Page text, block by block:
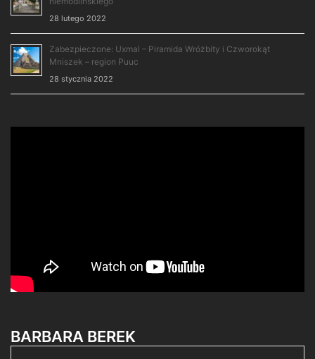
28 lutego 2022
Zabezpieczone: Uxmal – Piramida Wróżbity i Czworokąt
Mniszek – region Puuc
28 stycznia 2022
BARBARA BEREK